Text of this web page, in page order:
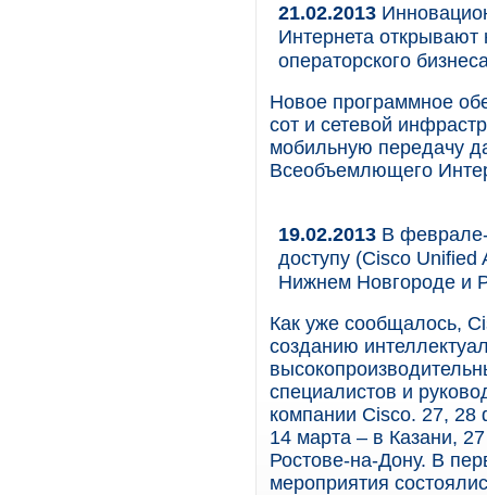
21.02.2013
Интернета
операторского
Новое программное
сот и сетевой
мобильную передачу
Всеобъемлющего
19.02.2013 В
доступу (Cisco Unified
Нижнем Новгороде и
Как уже сообщалось,
созданию
специалистов и
компании Cisco. 27, 28
14 марта – в Казани,
Ростове-на-Дону. В
мероприятия